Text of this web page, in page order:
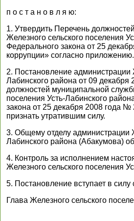
п о с т а н о в л я ю:
1. Утвердить Перечень
Железного сельского поселения
Федерального закона от 25
коррупции» согласно приложению.
2. Постановление администрации
Лабинского района от 09
должностей муниципальной
поселения Усть-Лабинского
закона от 25 декабря 2008 года
признать утратившим силу.
3. Общему отделу администрации
Лабинского района (Абакумова)
4. Контроль за исполнением
Железного сельского поселения
5. Постановление вступает в
Глава Железного сельского